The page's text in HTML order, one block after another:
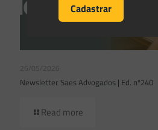
26/05/2026
Newsletter Saes Advogados | Ed. nº240
Read more